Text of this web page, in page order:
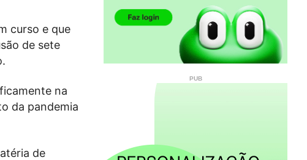
curso e que
de sete
na
da pandemia
de